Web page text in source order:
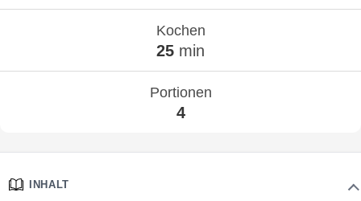
Kochen
25 min
Portionen
4
INHALT